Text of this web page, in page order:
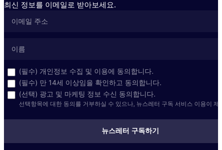
최신 정보를 이메일로 받아보세요.
(필수) 개인정보 수집 및 이용에 동의합니다.
(필수) 만 14세 이상임을 확인하고 동의합니다.
(선택) 광고 및 마케팅 정보 수신 동의합니다.
선택항목에 대한 동의를 거부하실 수 있으나, 뉴스레터 구독 서비스 이용이 제
뉴스레터 구독하기